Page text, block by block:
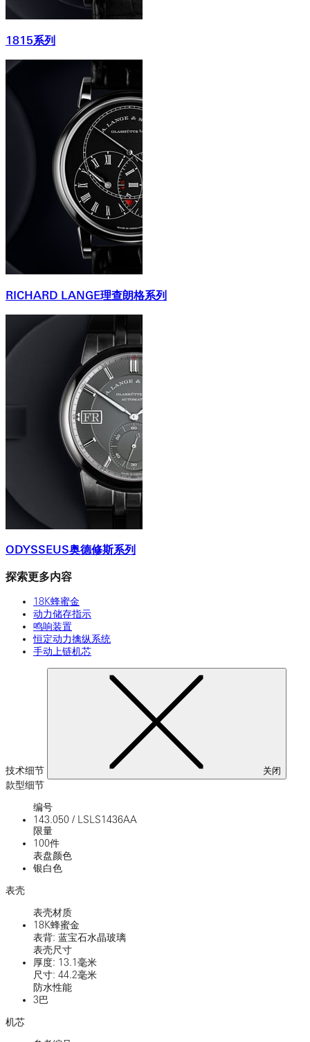
1815系列
RICHARD LANGE理查朗格系列
ODYSSEUS奥德修斯系列
探索更多内容
18K蜂蜜金
动力储存指示
鸣响装置
恒定动力擒纵系统
手动上链机芯
技术细节 关闭
款型细节
编号
143.050 /
LSLS1436AA
限量
100件
表盘颜色
银白色
表壳
表壳材质
18K蜂蜜金
表背: 蓝宝石水晶玻璃
表壳尺寸
厚度: 13.1毫米
尺寸: 44.2毫米
防水性能
3巴
机芯